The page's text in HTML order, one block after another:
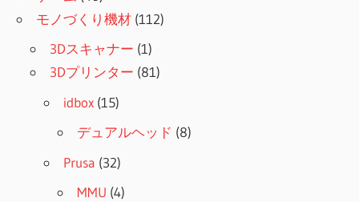
モノづくり機材 (112)
3Dスキャナー (1)
3Dプリンター (81)
idbox (15)
デュアルヘッド (8)
Prusa (32)
MMU (4)